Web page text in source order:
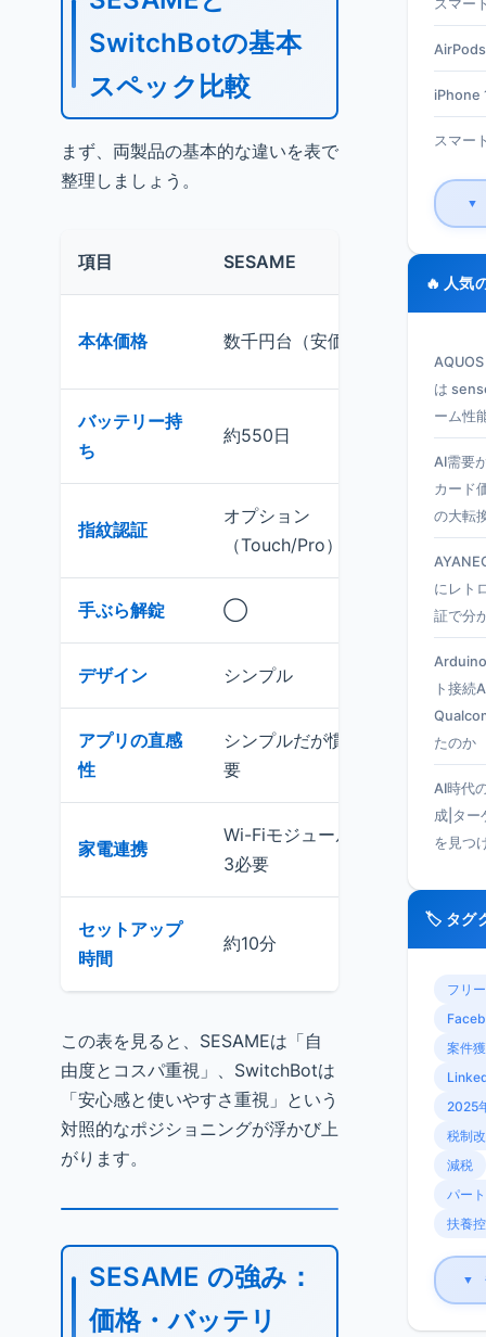
SwitchBotの基本
スペック比較
まず、両製品の基本的な違いを表で
整理しましょう。
項目 SESAME
本体価格 数千円台（安価）
め）
バッテリー持
ち
約550日 約
指紋認証
オプション
（Touch/Pro）
標準
手ぶら解錠 ◯ ×
デザイン シンプル
アプリの直感
性
シンプルだが慣れが必
要
直感
け
家電連携
Wi-Fiモジュール/Hub
3必要
ハブ
セットアップ
時間
約10分 約10
この表を見ると、SESAMEは「自
由度とコスパ重視」、SwitchBotは
「安心感と使いやすさ重視」という
対照的なポジショニングが浮かび上
がります。
SESAME の強み：
価格・バッテリ
スマー
iPhone
スマー
▼
🔥 人気
は
ーム性
AI需要
カード
の大転
にレト
証で分
ト接続
たのか
AI時代
成|ター
を見つ
🏷️ タグ
フリ
案件
2025
税制
減税
パート
扶養
▼